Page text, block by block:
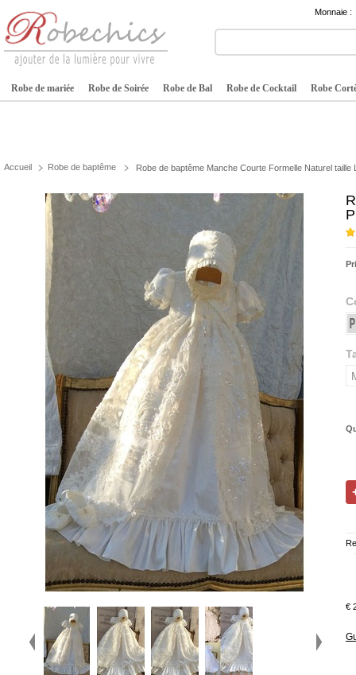
Monnaie :
Robe de mariée Robe de Soirée Robe de Bal Robe de Cocktail Robe
Accueil Robe de baptême Robe de baptême Manche Courte Formelle Naturel taille
€